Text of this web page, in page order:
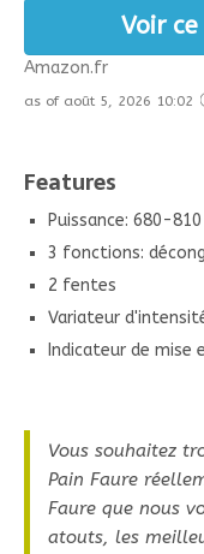
Voir
Amazon.fr
as of août 5, 2026 10:02
Features
Puissance: 680-
3 fonctions:
2 fentes
Variateur
Indicateur de
Vous souhaitez
Pain Faure
Faure que nous
atouts, les